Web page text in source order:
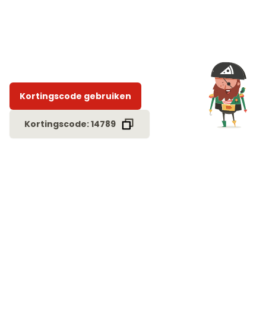
Kortingscode gebruiken
Kortingscode: 14789